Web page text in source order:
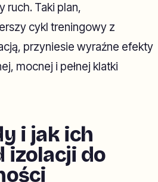
ruch. Taki plan,
cykl treningowy z
przyniesie wyraźne efekty
mocnej i pełnej klatki
i jak ich
izolacji do